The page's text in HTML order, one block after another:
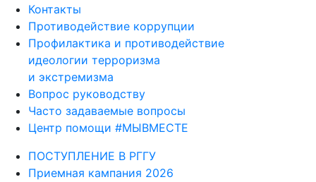
Контакты
Противодействие коррупции
Профилактика и противодействие
идеологии терроризма
и экстремизма
Вопрос руководству
Часто задаваемые вопросы
Центр помощи #МЫВМЕСТЕ
ПОСТУПЛЕНИЕ В РГГУ
Приемная кампания 2026